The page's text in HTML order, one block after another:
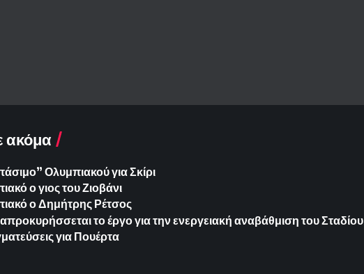
ακόμα
Ολυμπιακού για Σκίρι
ο γιος του Ζιοβάνι
ο Δημήτρης Ρέτσος
το έργο για την ενεργειακή αναβάθμιση του Σταδίου
για Πουέρτα